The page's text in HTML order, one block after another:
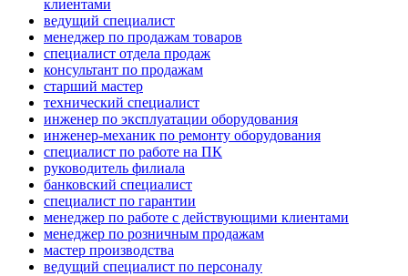
клиентами
ведущий специалист
менеджер по продажам товаров
специалист отдела продаж
консультант по продажам
старший мастер
технический специалист
инженер по эксплуатации оборудования
инженер-механик по ремонту оборудования
специалист по работе на ПК
руководитель филиала
банковский специалист
специалист по гарантии
менеджер по работе с действующими клиентами
менеджер по розничным продажам
мастер производства
ведущий специалист по персоналу